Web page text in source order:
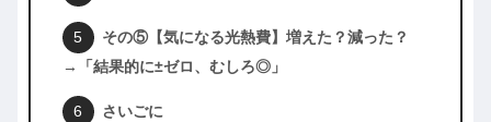
その⑤【気になる光熱費】増えた？減った？
→「結果的に±ゼロ、むしろ◎」
さいごに